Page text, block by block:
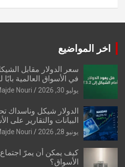
اخر المواضيع
سعر الدولار مقابل
في الأسواق العالمية
يوليو 30, 2026 Nouri
الدولار شيكل وناسداك
البيانات والتقارير على
يونيو 28, 2026 Nouri
كيف يمكن أن يمرّ
الأسواق؟